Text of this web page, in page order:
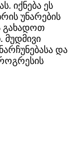
იქნება ეს
უნარების
გახადოთ
მუდმივი
და